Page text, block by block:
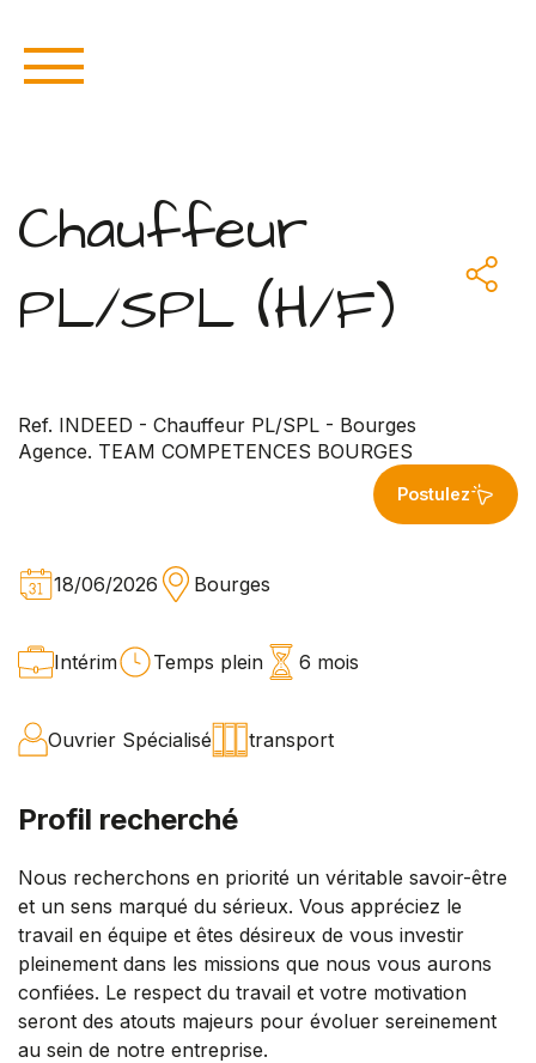
Chauffeur
PL/SPL (H/F)
Ref. INDEED - Chauffeur PL/SPL - Bourges
Agence. TEAM COMPETENCES BOURGES
Postulez
18/06/2026 Bourges
Intérim Temps plein 6 mois
Ouvrier Spécialisé transport
Profil recherché
Nous recherchons en priorité un véritable savoir-être
et un sens marqué du sérieux. Vous appréciez le
travail en équipe et êtes désireux de vous investir
pleinement dans les missions que nous vous aurons
confiées. Le respect du travail et votre motivation
seront des atouts majeurs pour évoluer sereinement
au sein de notre entreprise.